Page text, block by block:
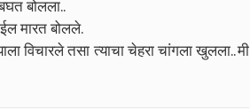
बोलला..
मारत बोलले.
विचारले तसा त्याचा चेहरा चांगला खुलला.. मी